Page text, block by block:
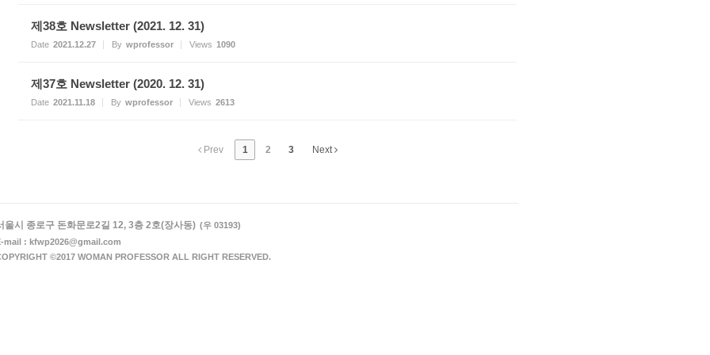
제38호 Newsletter (2021. 12. 31)
Date 2021.12.27 By wprofessor Views 1090
제37호 Newsletter (2020. 12. 31)
Date 2021.11.18 By wprofessor Views 2613
Prev 1 2 3 Next
울시 종로구 돈화문로2길 12, 3층 2호(장사동) (우 03193)
mail : kfwp2026@gmail.com
©2017 WOMAN PROFESSOR ALL RIGHT RESERVED.